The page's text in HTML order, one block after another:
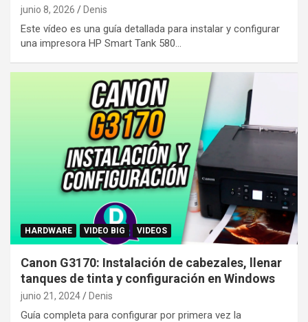
junio 8, 2026 Denis
Este vídeo es una guía detallada para instalar y configurar
una impresora HP Smart Tank 580…
HARDWARE VIDEO BIG VIDEOS
Canon G3170: Instalación de cabezales, llenar
tanques de tinta y configuración en Windows
junio 21, 2024 Denis
Guía completa para configurar por primera vez la